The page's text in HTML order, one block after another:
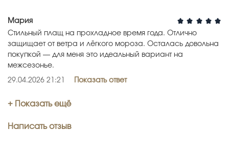
Мария
Стильный плащ на прохладное время года. Отлично
защищает от ветра и лёгкого мороза. Осталась довольна
покупкой — для меня это идеальный вариант на
межсезонье.
29.04.2026 21:21 Показать ответ
+ Показать ещё
Написать отзыв